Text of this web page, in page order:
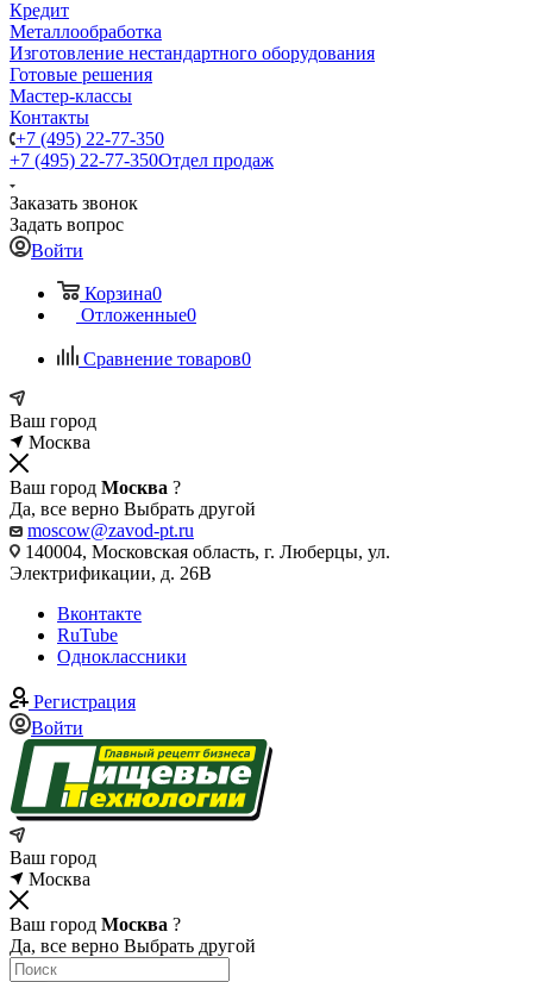
Кредит
Металлообработка
Изготовление нестандартного оборудования
Готовые решения
Мастер-классы
Контакты
+7 (495) 22-77-350
+7 (495) 22-77-350Отдел продаж
Заказать звонок
Задать вопрос
Войти
Корзина0
Отложенные0
Сравнение товаров0
Ваш город
Москва
Ваш город Москва ?
Да, все верно Выбрать другой
moscow@zavod-pt.ru
140004, Московская область, г. Люберцы, ул.
Электрификации, д. 26В
Вконтакте
RuTube
Одноклассники
Регистрация
Войти
Ваш город
Москва
Ваш город Москва ?
Да, все верно Выбрать другой